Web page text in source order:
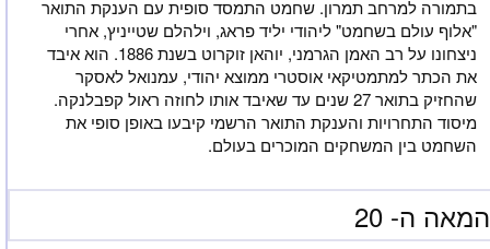
בתמורה למרחב תמרון. שחמט התמסד סופית עם הענקת התואר
"אלוף עולם בשחמט" ליהודי יליד פראג, וילהלם שטייניץ, אחרי
ניצחונו על רב האמן הגרמני, יוהאן זוקרוט בשנת 1886. הוא איבד
את הכתר למתמטיקאי אוסטרי ממוצא יהודי, עמנואל לאסקר
שהחזיק בתואר 27 שנים עד שאיבד אותו לחוזה ראול קפבלנקה.
מיסוד התחרויות והענקת התואר הרשמי קיבעו באופן סופי את
השחמט בין המשחקים המוכרים בעולם.
המאה ה- 20